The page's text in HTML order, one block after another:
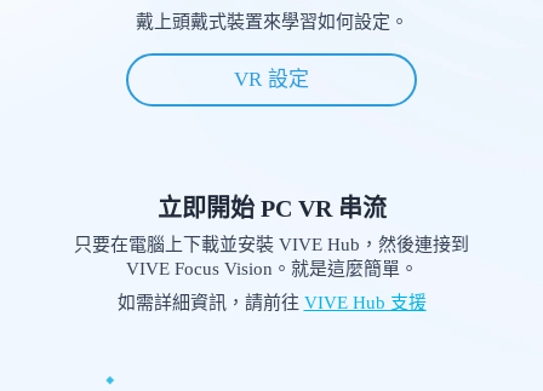
戴上頭戴式裝置來學習如何設定。
VR 設定
立即開始 PC VR 串流
只要在電腦上下載並安裝 VIVE Hub，然後連接到
VIVE Focus Vision。就是這麼簡單。
如需詳細資訊，請前往 VIVE Hub 支援